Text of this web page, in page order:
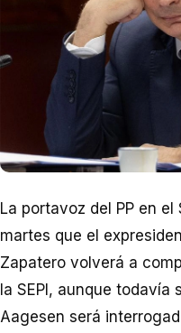
La portavoz del PP en
martes que el
Zapatero volverá a
la SEPI, aunque
Aagesen será